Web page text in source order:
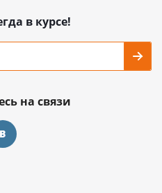
в курсе!
на связи